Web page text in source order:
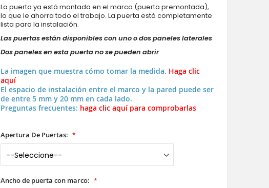
La puerta ya está montada en el marco (puerta premontada),
lo que le ahorra todo el trabajo. La puerta está completamente
lista para la instalación.
Las puertas están disponibles con uno o dos paneles laterales
Dos paneles en esta puerta no se pueden abrir
La imagen que muestra cómo tomar la medida. Haga clic
aquí
El espacio de instalación entre el marco y la pared puede ser
de entre 5 mm y 20 mm en cada lado.
Preguntas frecuentes: haga clic aquí para comprobarlas
Apertura De Puertas:
Ancho de puerta con marco: